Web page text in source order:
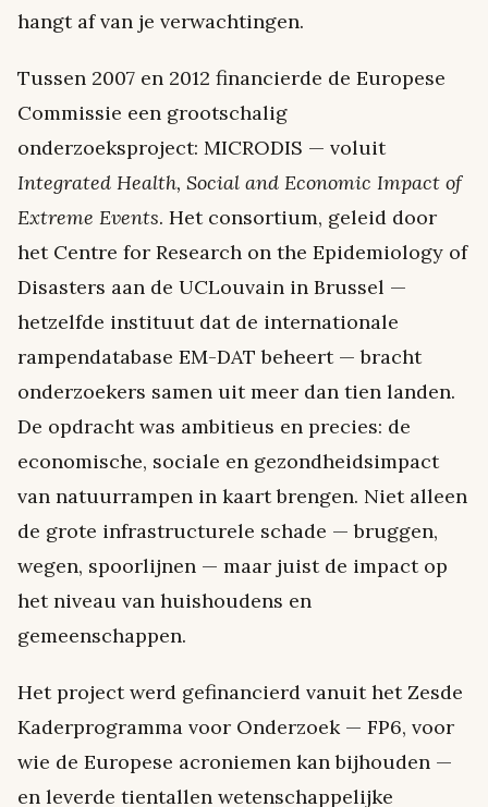
hangt af van je verwachtingen.
Tussen 2007 en 2012 financierde de Europese
Commissie een grootschalig
onderzoeksproject: MICRODIS — voluit
Integrated Health, Social and Economic Impact of
Extreme Events. Het consortium, geleid door
het Centre for Research on the Epidemiology of
Disasters aan de UCLouvain in Brussel —
hetzelfde instituut dat de internationale
rampendatabase EM-DAT beheert — bracht
onderzoekers samen uit meer dan tien landen.
De opdracht was ambitieus en precies: de
economische, sociale en gezondheidsimpact
van natuurrampen in kaart brengen. Niet alleen
de grote infrastructurele schade — bruggen,
wegen, spoorlijnen — maar juist de impact op
het niveau van huishoudens en
gemeenschappen.
Het project werd gefinancierd vanuit het Zesde
Kaderprogramma voor Onderzoek — FP6, voor
wie de Europese acroniemen kan bijhouden —
en leverde tientallen wetenschappelijke